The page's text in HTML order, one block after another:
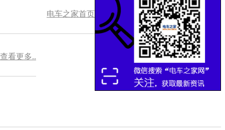
电车之家首页
查看更多..